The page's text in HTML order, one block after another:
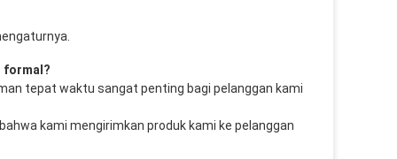
formal?
tepat waktu sangat penting bagi pelanggan kami
kami mengirimkan produk kami ke pelanggan